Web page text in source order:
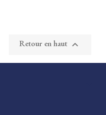
Retour en haut 